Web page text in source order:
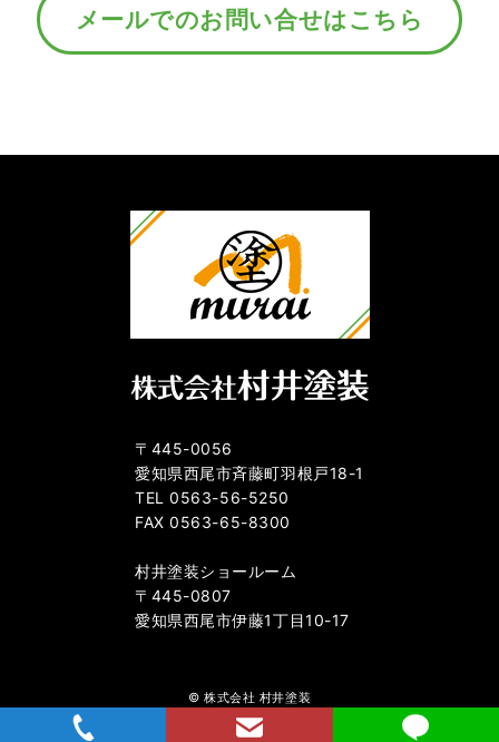
メールでのお問い合せはこちら
〒445-0056
愛知県西尾市斉藤町羽根戸18-1
TEL 0563-56-5250
FAX 0563-65-8300
村井塗装ショールーム
〒445-0807
愛知県西尾市伊藤1丁目10-17
© 株式会社 村井塗装